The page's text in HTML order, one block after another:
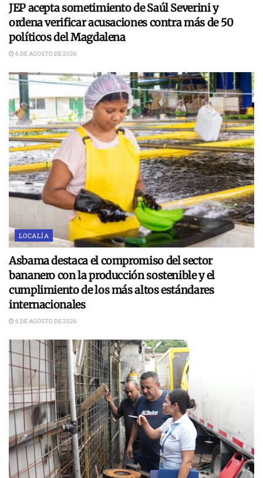
JEP acepta sometimiento de Saúl Severini y
ordena verificar acusaciones contra más de 50
políticos del Magdalena
6 DE AGOSTO DE 2026
LOCALÍA
Asbama destaca el compromiso del sector
bananero con la producción sostenible y el
cumplimiento de los más altos estándares
internacionales
6 DE AGOSTO DE 2026